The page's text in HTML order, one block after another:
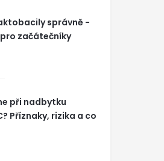
správně -
začátečníky
při nadbytku
Příznaky, rizika a co